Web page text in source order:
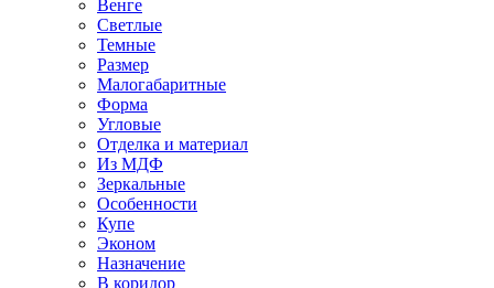
Венге
Светлые
Темные
Размер
Малогабаритные
Форма
Угловые
Отделка и материал
Из МДФ
Зеркальные
Особенности
Купе
Эконом
Назначение
В коридор